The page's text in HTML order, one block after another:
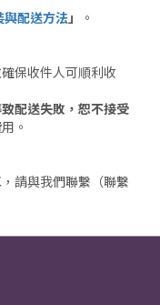
與配送方法」
。
確保收件人可順利收
配送失敗，恕不接受
。
，請與我們聯繫（聯繫